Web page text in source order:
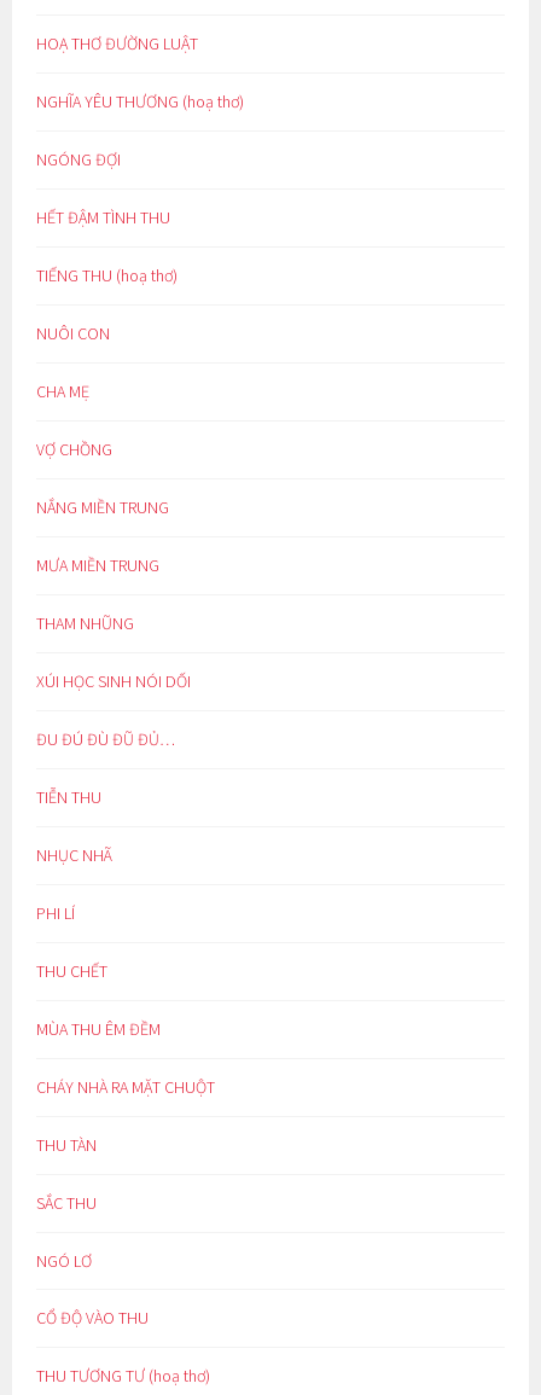
HOẠ THƠ ĐƯỜNG LUẬT
NGHĨA YÊU THƯƠNG (hoạ thơ)
NGÓNG ĐỢI
HẾT ĐẬM TÌNH THU
TIẾNG THU (hoạ thơ)
NUÔI CON
CHA MẸ
VỢ CHỒNG
NẮNG MIỀN TRUNG
MƯA MIỀN TRUNG
THAM NHŨNG
XÚI HỌC SINH NÓI DỐI
ĐU ĐÚ ĐÙ ĐŨ ĐỦ…
TIỄN THU
NHỤC NHÃ
PHI LÍ
THU CHẾT
MÙA THU ÊM ĐỀM
CHÁY NHÀ RA MẶT CHUỘT
THU TÀN
SẮC THU
NGÓ LƠ
CỔ ĐỘ VÀO THU
THU TƯƠNG TƯ (hoạ thơ)